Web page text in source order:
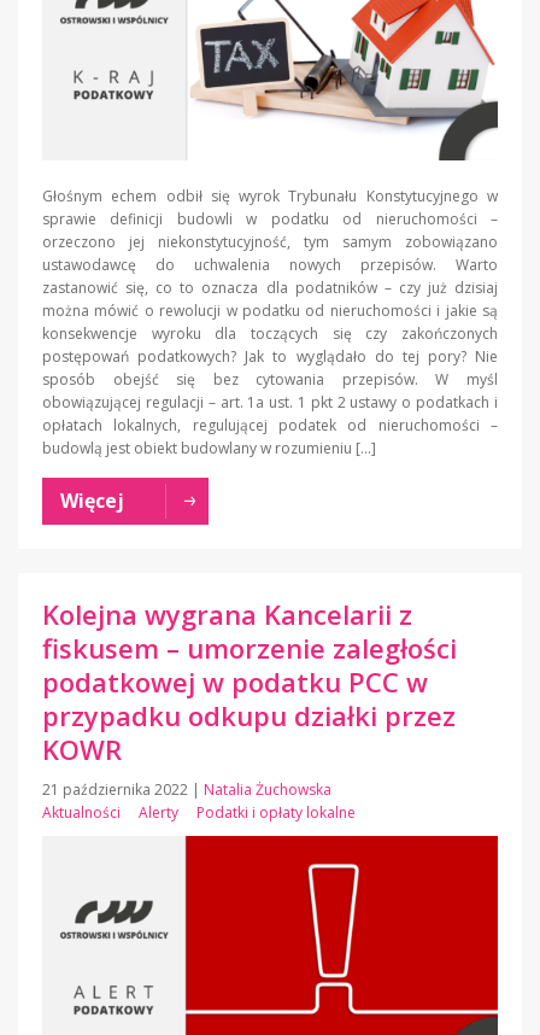
Głośnym echem odbił się wyrok Trybunału Konstytucyjnego w
sprawie definicji budowli w podatku od nieruchomości –
orzeczono jej niekonstytucyjność, tym samym zobowiązano
ustawodawcę do uchwalenia nowych przepisów. Warto
zastanowić się, co to oznacza dla podatników – czy już dzisiaj
można mówić o rewolucji w podatku od nieruchomości i jakie są
konsekwencje wyroku dla toczących się czy zakończonych
postępowań podatkowych? Jak to wyglądało do tej pory? Nie
sposób obejść się bez cytowania przepisów. W myśl
obowiązującej regulacji – art. 1a ust. 1 pkt 2 ustawy o podatkach i
opłatach lokalnych, regulującej podatek od nieruchomości –
budowlą jest obiekt budowlany w rozumieniu […]
Więcej
Kolejna wygrana Kancelarii z
fiskusem – umorzenie zaległości
podatkowej w podatku PCC w
przypadku odkupu działki przez
KOWR
21 października 2022
Natalia Żuchowska
Aktualności
Alerty Podatki i opłaty lokalne